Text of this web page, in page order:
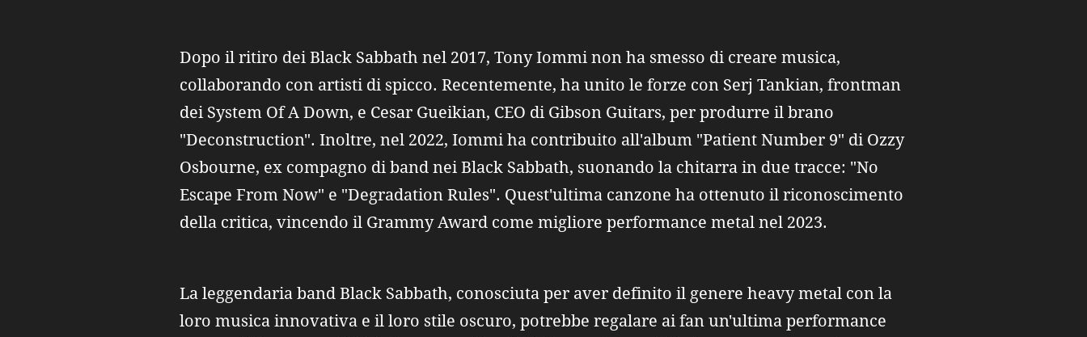
Dopo il ritiro dei Black Sabbath nel 2017, Tony Iommi non ha smesso di creare musica,
collaborando con artisti di spicco. Recentemente, ha unito le forze con Serj Tankian, frontman
dei System Of A Down, e Cesar Gueikian, CEO di Gibson Guitars, per produrre il brano
"Deconstruction". Inoltre, nel 2022, Iommi ha contribuito all'album "Patient Number 9" di Ozzy
Osbourne, ex compagno di band nei Black Sabbath, suonando la chitarra in due tracce: "No
Escape From Now" e "Degradation Rules". Quest'ultima canzone ha ottenuto il riconoscimento
della critica, vincendo il Grammy Award come migliore performance metal nel 2023.
La leggendaria band Black Sabbath, conosciuta per aver definito il genere heavy metal con la
loro musica innovativa e il loro stile oscuro, potrebbe regalare ai fan un'ultima performance